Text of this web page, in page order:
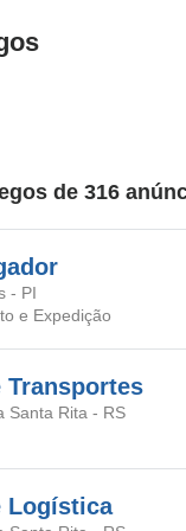
de 316
- PI
e Expedição
Transportes
Santa Rita - RS
Logística